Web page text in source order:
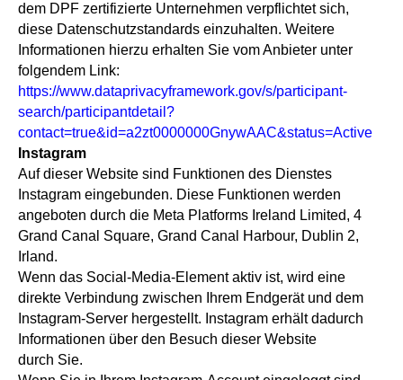
dem DPF zertifizierte Unternehmen verpflichtet sich,
diese Datenschutzstandards einzuhalten. Weitere
Informationen hierzu erhalten Sie vom Anbieter unter
folgendem Link:
https://www.dataprivacyframework.gov/s/participant-
search/participantdetail?
contact=true&id=a2zt0000000GnywAAC&status=Active
Instagram
Auf dieser Website sind Funktionen des Dienstes
Instagram eingebunden. Diese Funktionen werden
angeboten durch die Meta Platforms Ireland Limited, 4
Grand Canal Square, Grand Canal Harbour, Dublin 2,
Irland.
Wenn das Social-Media-Element aktiv ist, wird eine
direkte Verbindung zwischen Ihrem Endgerät und dem
Instagram-Server hergestellt. Instagram erhält dadurch
Informationen über den Besuch dieser Website
durch Sie.